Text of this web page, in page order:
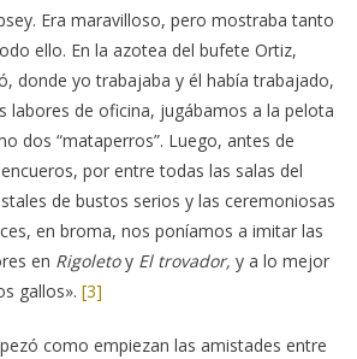
Era maravilloso, pero mostraba tanto
ello. En la azotea del bufete Ortiz,
donde yo trabajaba y él había trabajado,
labores de oficina, jugábamos a la pelota
dos “mataperros”. Luego, antes de
por entre todas las salas del
de bustos serios y las ceremoniosas
en broma, nos poníamos a imitar las
en Rigoletoy El trovador, y a lo mejor
gallos». [3]
como empiezan las amistades entre